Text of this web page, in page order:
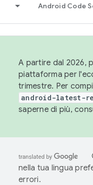
Android Code
A partire dal 2026,
piattaforma per
trimestre. Per
android-latest-
saperne di più,
nella tua lingua
errori.